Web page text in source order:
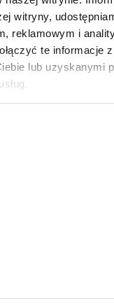
witryny,
reklamowym i
te informacje
lub uzyskanymi